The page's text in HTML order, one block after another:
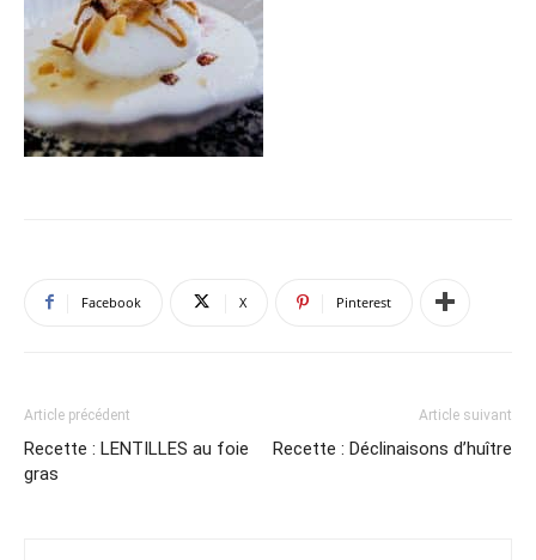
Facebook X Pinterest
Article précédent
Recette : LENTILLES au foie
gras
Article suivant
Recette : Déclinaisons d’huître